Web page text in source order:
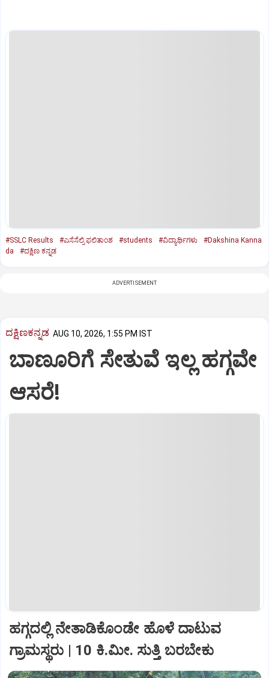
#SSLC Results #ಎಸೆಸೆಲ್ಸಿ ಫ‌ಲಿತಾಂಶ #students #ವಿದ್ಯಾರ್ಥಿಗಳು
#Dakshina Kanna
da
#ದಕ್ಷಿಣ ಕನ್ನಡ
ADVERTISEMENT
ದಕ್ಷಿಣಕನ್ನಡ AUG 10, 2026, 1:55 PM IST
ಬಾಣೂರಿಗೆ ಸೇತುವೆ ಇಲ್ಲ ಹಗ್ಗವೇ
ಆಸರೆ!
ಹಗ್ಗದಲ್ಲಿ ನೇತಾಡಿಕೊಂಡೇ ಹೊಳೆ ದಾಟುವ
ಗ್ರಾಮಸ್ಥರು | 10 ಕಿ.ಮೀ. ಸುತ್ತಿ ಬರಬೇಕು